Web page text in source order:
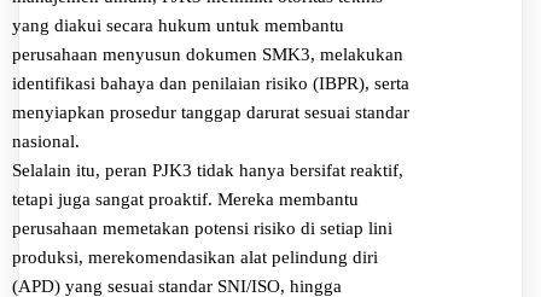
yang diakui secara hukum untuk membantu
perusahaan menyusun dokumen SMK3, melakukan
identifikasi bahaya dan penilaian risiko (IBPR), serta
menyiapkan prosedur tanggap darurat sesuai standar
nasional.
Selalain itu, peran PJK3 tidak hanya bersifat reaktif,
tetapi juga sangat proaktif. Mereka membantu
perusahaan memetakan potensi risiko di setiap lini
produksi, merekomendasikan alat pelindung diri
(APD) yang sesuai standar SNI/ISO, hingga